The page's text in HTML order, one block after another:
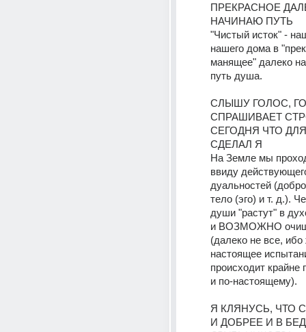
ПРЕКРАСНОЕ
НАЧИНАЮ ПУТЬ
"Чистый исток" -
нашего дома в
манящее" далеко
путь душа.
СЛЫШУ ГОЛОС,
СПРАШИВАЕТ
СЕГОДНЯ ЧТО
СДЕЛАЛ Я
На Земле мы
ввиду
дуальностей
тело (эго) и т. д.).
души "растут" в
и ВОЗМОЖНО
(далеко не все, ибо
настоящее
происходит крайне
и по-настоящему).
Я КЛЯНУСЬ, ЧТО
И ДОБРЕЕ И В